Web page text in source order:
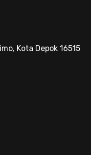
Kota Depok 16515